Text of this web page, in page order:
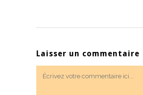
Laisser un commentaire